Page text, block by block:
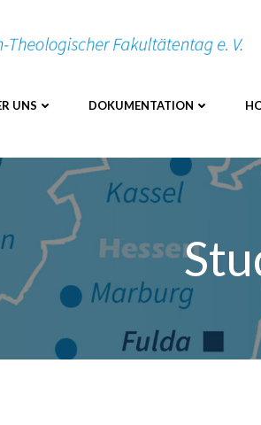
UNS DOKUMENTATION